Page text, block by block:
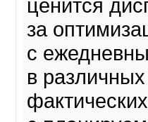
ценится
за
с
в